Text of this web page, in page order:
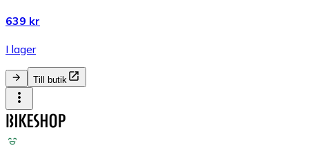
639 kr
I lager
Till butik